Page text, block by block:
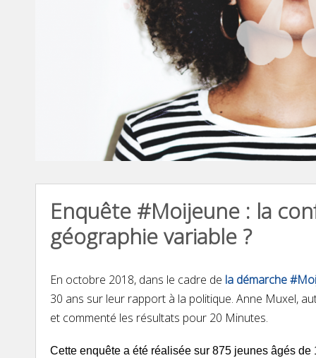
Enquête #Moijeune : la
géographie variable ?
En octobre 2018, dans le cadre de la démarche
30 ans sur leur rapport à la politique. Anne Muxel,
et commenté les résultats pour 20 Minutes.
Cette enquête a été réalisée sur 875 jeunes âgés